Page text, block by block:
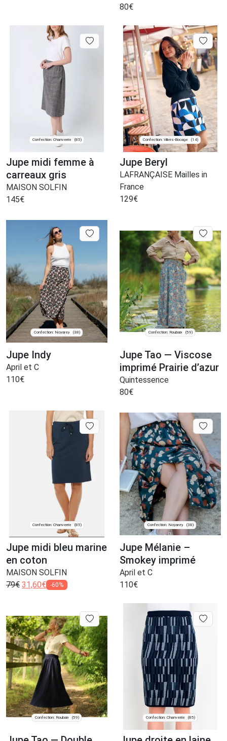
80€
Confection: Chanverrie (85)
Jupe midi femme à
carreaux gris
MAISON SOLFIN
145€
Confection: Villers-Bocage (14)
Jupe Beryl
LAFRANÇAISE Mailles in
France
129€
Confection: Noyarey (38)
Jupe Indy
April et C
110€
Confection: Roubaix (59)
Jupe Tao — Viscose
imprimé Prairie d’azur
Quintessence
80€
Confection: Chanverrie (85)
Jupe midi bleu marine
en coton
MAISON SOLFIN
79€ 31,60€ -60%
Confection: Noyarey (38)
Jupe Mélanie –
Smokey imprimé
April et C
110€
Confection: Roubaix (59) Confection: Chanverrie (85)